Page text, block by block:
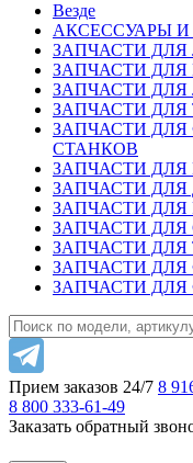
Везде
АКСЕССУАРЫ
ЗАПЧАСТИ
ЗАПЧАСТИ
ЗАПЧАСТИ
ЗАПЧАСТИ
ЗАПЧАСТИ
СТАНКОВ
ЗАПЧАСТИ
ЗАПЧАСТИ
ЗАПЧАСТИ
ЗАПЧАСТИ
ЗАПЧАСТИ
ЗАПЧАСТИ
ЗАПЧАСТИ
Прием заказов 24/7 8
8 800 333-61-49
Заказать обратный